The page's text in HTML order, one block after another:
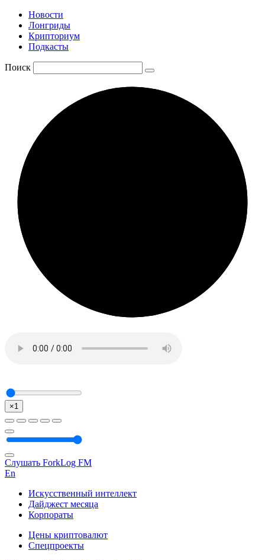
Новости
Лонгриды
Крипториум
Подкасты
Поиск
×1
Слушать ForkLog FM
En
Искусственный интеллект
Дайджест месяца
Корпораты
Цены криптовалют
Спецпроекты